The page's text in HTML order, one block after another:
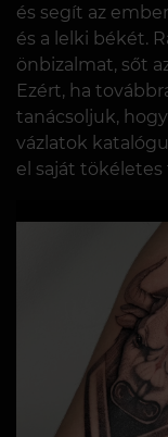
és segít az
és a lelki békét.
önbizalmat, sőt
Ezért, ha
tanácsoljuk,
vázlatok
el saját tökéletes